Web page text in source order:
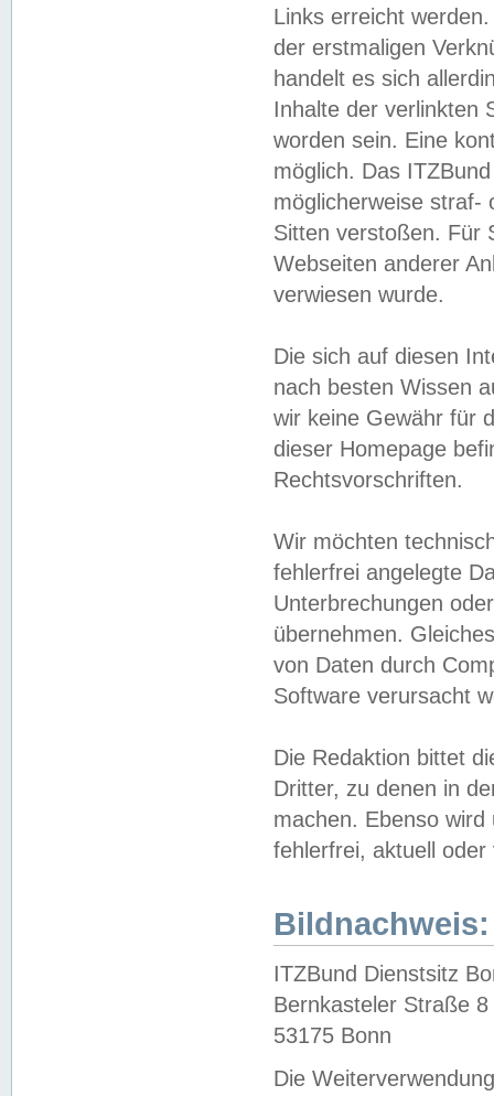
Links erreicht
der erstmaligen
handelt es sich
Inhalte der verlinkten
worden sein. Eine
möglich. Das
möglicherweise straf-
Sitten verstoßen. Für
Webseiten anderer
verwiesen wurde.
Die sich auf diesen
nach besten Wissen
wir keine Gewähr für
dieser Homepage
Rechtsvorschriften.
Wir möchten
fehlerfrei angelegte
Unterbrechungen
übernehmen.
von Daten durch
Software verursacht
Die Redaktion bittet
Dritter, zu denen in
machen. Ebenso
fehlerfrei, aktuell oder
Bildnachweis:
ITZBund Dienstsitz
Bernkasteler Straße 8
53175 Bonn
Die